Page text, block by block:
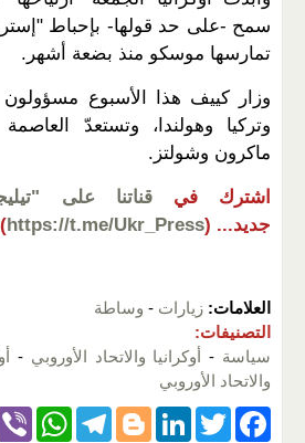
سمح -على حد قولها- بإحباط
تمارسها موسكو منذ بضعة أشهر.
وزار كييف هذا الأسبوع مسؤولون
وتركيا وهولندا، وتستعدّ العاصمة
ماكرون وشولتز.
اشترك في قناتنا على
جديد... (
https://t.me/Ukr_Press
)
العلامات: زيارات - وساطة
التصنيفات:
سياسة - أوكرانيا والاتحاد الأوروبي -
والاتحاد الأوروبي
F
T
Li
Bl
T
W